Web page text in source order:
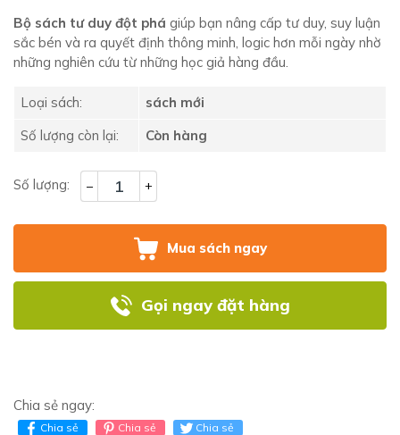
Bộ sách tư duy đột phá giúp bạn nâng cấp tư duy, suy luận
sắc bén và ra quyết định thông minh, logic hơn mỗi ngày nhờ
những nghiên cứu từ những học giả hàng đầu.
Loại sách:
sách mới
Số lượng còn lại:
Còn hàng
Số lượng: – +
Mua sách ngay
Gọi ngay đặt hàng
Chia sẻ ngay:
Chia sẻ Chia sẻ Chia sẻ